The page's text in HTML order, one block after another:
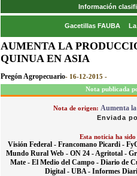
Información
Gacetillas FAUBA
AUMENTA LA
QUINUA EN ASIA
Pregón Agropecuario- 16-12-2015 -
Nota publicada
Nota de origen: Aumenta
Enviada
Esta noticia ha
Visión Federal - Francomano Picardi -
Mundo Rural Web - ON 24 -Agritotal -
Mate - El Medio del Campo - Diario de
Digital - UBA - Informes